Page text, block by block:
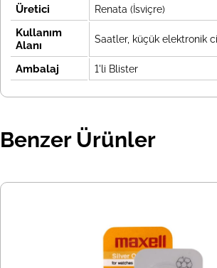
Üretici Renata (İsviçre)
Kullanım
Alanı
Saatler, küçük elektronik
Ambalaj 1'li Blister
Benzer Ürünler